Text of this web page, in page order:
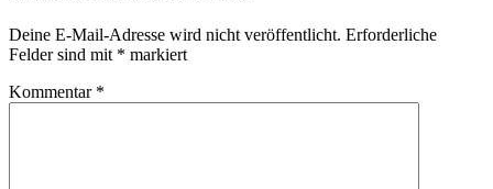
Deine E-Mail-Adresse wird nicht veröffentlicht. Erforderliche
Felder sind mit * markiert
Kommentar *